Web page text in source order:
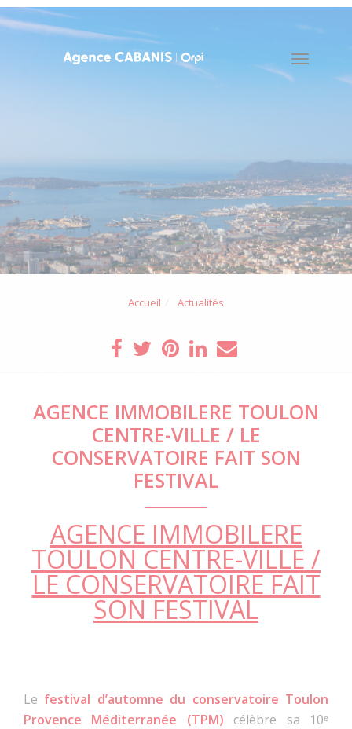
Toggle
Accueil Actualités
AGENCE IMMOBILERE TOULON
CENTRE-VILLE / LE
CONSERVATOIRE FAIT SON
FESTIVAL
AGENCE IMMOBILERE
TOULON CENTRE-VILLE /
LE CONSERVATOIRE FAIT
SON FESTIVAL
Le festival d’automne du conservatoire Toulon
Provence Méditerranée (TPM) célèbre sa 10ᵉ